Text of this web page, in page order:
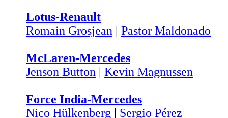
Lotus-Renault
Romain Grosjean | Pastor Maldonado
McLaren-Mercedes
Jenson Button | Kevin Magnussen
Force India-Mercedes
Nico Hülkenberg | Sergio Pérez